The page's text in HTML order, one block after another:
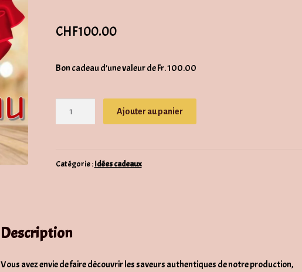
CHF100.00
Bon cadeau d’une valeur de Fr. 100.00
-
Ajouter au panier
Catégorie :Idées cadeaux
Description
Vous avez envie de faire découvrir les saveurs authentiques de notre production,